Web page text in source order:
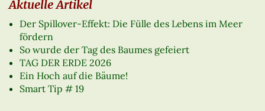
Aktuelle Artikel
Der Spillover-Effekt: Die Fülle des Lebens im Meer
fördern
So wurde der Tag des Baumes gefeiert
TAG DER ERDE 2026
Ein Hoch auf die Bäume!
Smart Tip # 19